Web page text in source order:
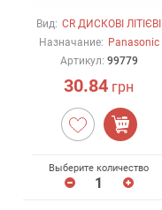
Вид: CR ДИСКОВІ ЛІТІЄВІ
Назначание: Panasonic
Артикул: 99779
30.84 грн
Выберите количество